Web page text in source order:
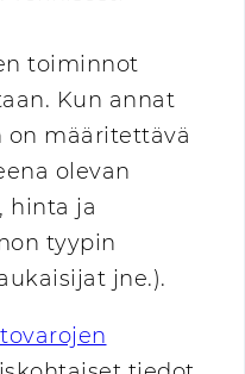
toiminnot
Kun annat
on määritettävä
olevan
hinta ja
tyypin
jne.).